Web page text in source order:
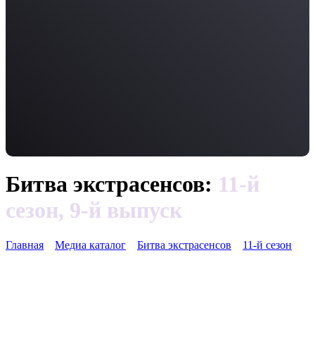
Битва экстрасенсов: 11-й
сезон, 9-й выпуск
Главная Медиа каталог Битва экстрасенсов 11-й сезон